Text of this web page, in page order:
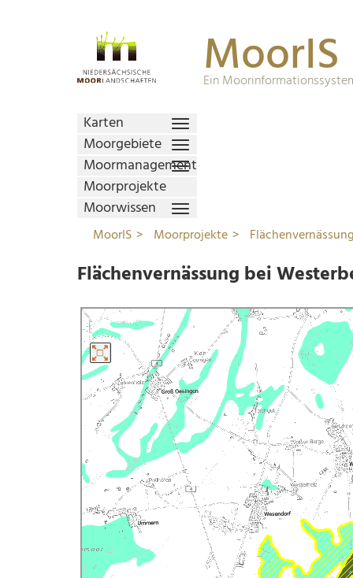
MoorIS
Ein
Karten
Moorgebiete
Moormanagement
Moorprojekte
Moorwissen
MoorIS Moorprojekte
Flächenvernässung bei